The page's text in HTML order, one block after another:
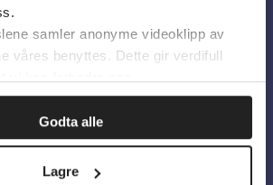
samler anonyme videoklipp av
våres benyttes. Dette gir verdifull
Godta alle
Lagre
informasjonskapsler
English